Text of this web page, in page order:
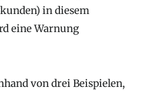
in diesem
eine Warnung
von drei Beispielen,